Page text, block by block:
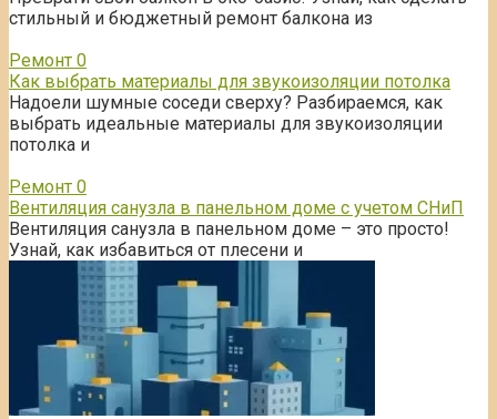
стильный и бюджетный ремонт балкона из
Ремонт 0
Как выбрать материалы для звукоизоляции потолка
Надоели шумные соседи сверху? Разбираемся, как
выбрать идеальные материалы для звукоизоляции
потолка и
Ремонт 0
Вентиляция санузла в панельном доме с учетом СНиП
Вентиляция санузла в панельном доме – это просто!
Узнай, как избавиться от плесени и